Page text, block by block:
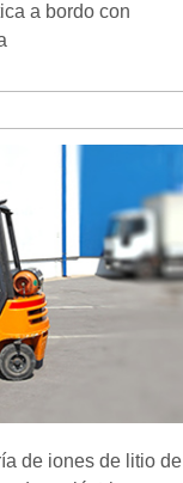
a bordo con
de iones de litio de